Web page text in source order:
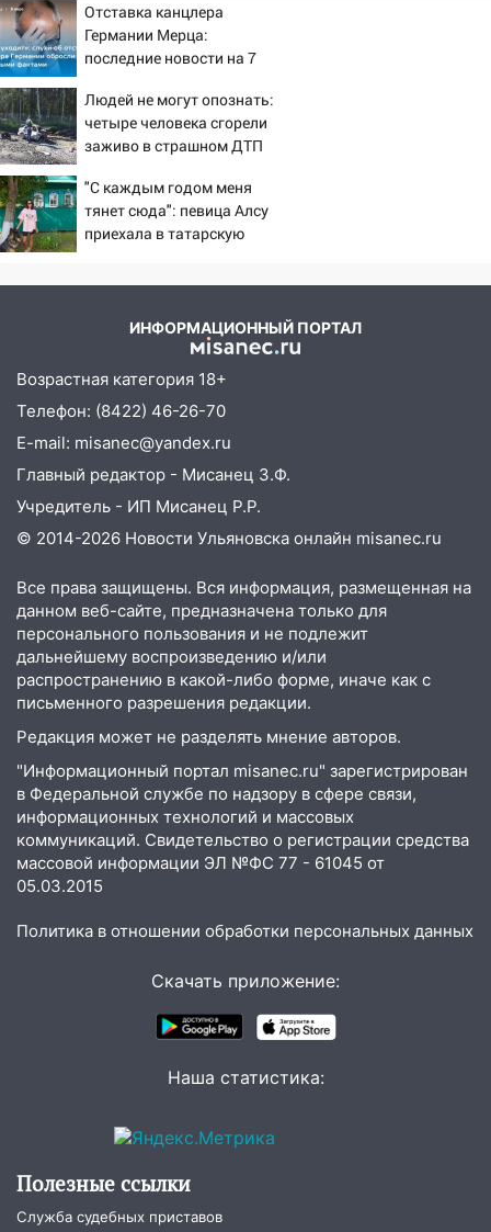
Отставка канцлера
Германии Мерца:
последние новости на 7
Людей не могут опознать:
четыре человека сгорели
заживо в страшном ДТП
Новости
"С каждым годом меня
тянет сюда": певица Алсу
приехала в татарскую
ИНФОРМАЦИОННЫЙ ПОРТАЛ
Возрастная категория 18+
Телефон: (8422) 46-26-70
E-mail: misanec@yandex.ru
Главный редактор - Мисанец З.Ф.
Учредитель - ИП Мисанец Р.Р.
© 2014-2026 Новости Ульяновска онлайн misanec.ru
Все права защищены. Вся информация, размещенная на
данном веб-сайте, предназначена только для
персонального пользования и не подлежит
дальнейшему воспроизведению и/или
распространению в какой-либо форме, иначе как с
письменного разрешения редакции.
Редакция может не разделять мнение авторов.
"Информационный портал misanec.ru" зарегистрирован
в Федеральной службе по надзору в сфере связи,
информационных технологий и массовых
коммуникаций. Свидетельство о регистрации средства
массовой информации ЭЛ №ФС 77 - 61045 от
05.03.2015
Политика в отношении обработки персональных данных
Скачать приложение:
Наша статистика:
Полезные ссылки
Служба судебных приставов